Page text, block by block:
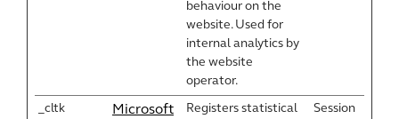
behaviour on the
website. Used for
internal analytics by
the website
operator.
_cltk Microsoft
Registers statistical
Session